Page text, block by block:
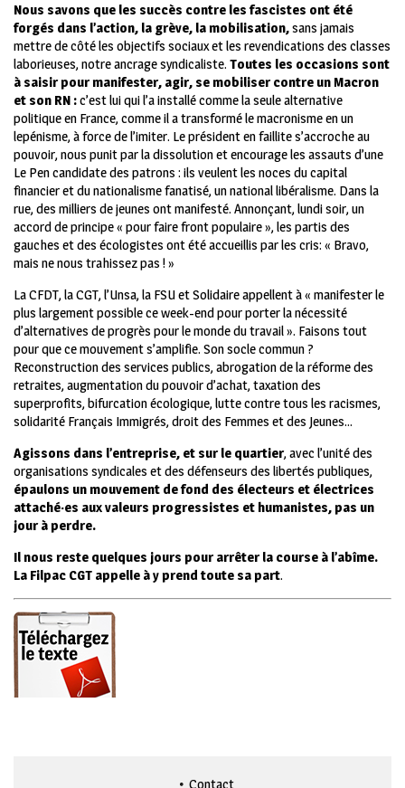
Nous savons que les succès contre les fascistes ont été
forgés dans l’action, la grève, la mobilisation,sans jamais
mettre de côté les objectifs sociaux et les revendications des classes
laborieuses, notre ancrage syndicaliste. Toutes les occasions sont
à saisir pour manifester, agir, se mobiliser contre un Macron
et son RN :c’est lui qui l’a installé comme la seule alternative
politique en France, comme il a transformé le macronisme en un
lepénisme, à force de l’imiter. Le président en faillite s’accroche au
pouvoir, nous punit par la dissolution et encourage les assauts d’une
Le Pen candidate des patrons : ils veulent les noces du capital
financier et du nationalisme fanatisé, un national libéralisme. Dans la
rue, des milliers de jeunes ont manifesté. Annonçant, lundi soir, un
accord de principe « pour faire front populaire », les partis des
gauches et des écologistes ont été accueillis par les cris: « Bravo,
mais ne nous trahissez pas ! »
La CFDT, la CGT, l’Unsa, la FSU et Solidaire appellent à « manifester le
plus largement possible ce week-end pour porter la nécessité
d’alternatives de progrès pour le monde du travail ». Faisons tout
pour que ce mouvement s’amplifie. Son socle commun ?
Reconstruction des services publics, abrogation de la réforme des
retraites, augmentation du pouvoir d’achat, taxation des
superprofits, bifurcation écologique, lutte contre tous les racismes,
solidarité Français Immigrés, droit des Femmes et des Jeunes…
Agissons dans l’entreprise, et sur le quartier, avec l’unité des
organisations syndicales et des défenseurs des libertés publiques,
épaulons un mouvement de fond des électeurs et électrices
attaché·es aux valeurs progressistes et humanistes, pas un
jour à perdre.
Il nous reste quelques jours pour arrêter la course à l’abîme.
La Filpac CGT appelle à y prend toute sa part.
Contact